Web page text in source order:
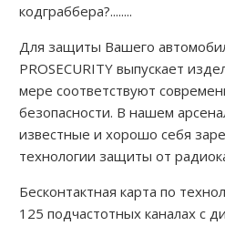
кодграббера?........
Для защиты Вашего
PROSECURITY выпускает
мере соответствуют
безопасности. В нашем
известные и хорошо себя
технологии защиты от
Бесконтактная карта по
125 подчастотных каналах с